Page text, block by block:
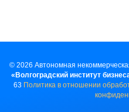
© 2026 Автономная
«Волгоградский институт
63 Политика в отношении